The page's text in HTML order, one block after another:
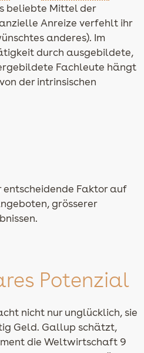
beliebte Mittel der
Anreize verfehlt ihr
anderes). Im
durch ausgebildete,
Fachleute hängt
der intrinsischen
Faktor auf
grösserer
Potenzial
nicht nur unglücklich, sie
Geld. Gallup schätzt,
die Weltwirtschaft 9